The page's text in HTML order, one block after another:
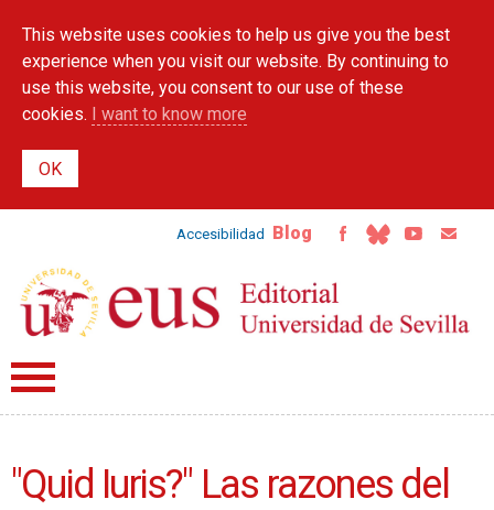
main
content
This website uses cookies to help us give you the best
experience when you visit our website. By continuing to
use this website, you consent to our use of these
cookies. I want to know more
Accesibilidad Blog
"Quid Iuris?" Las razones del